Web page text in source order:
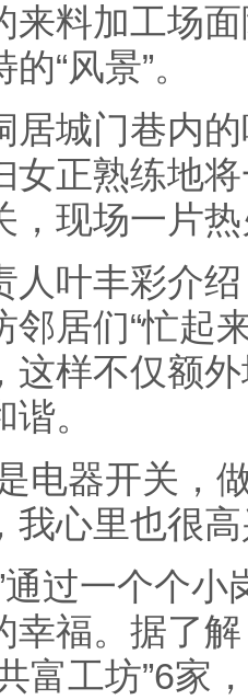
来料加工场
“风景”。
城门巷内的
女正熟练地
，现场一片
丰彩介绍
邻居们“忙起
这样不仅额
。
器开关，
我心里也很
过一个个小
幸福。据了
富工坊”6家